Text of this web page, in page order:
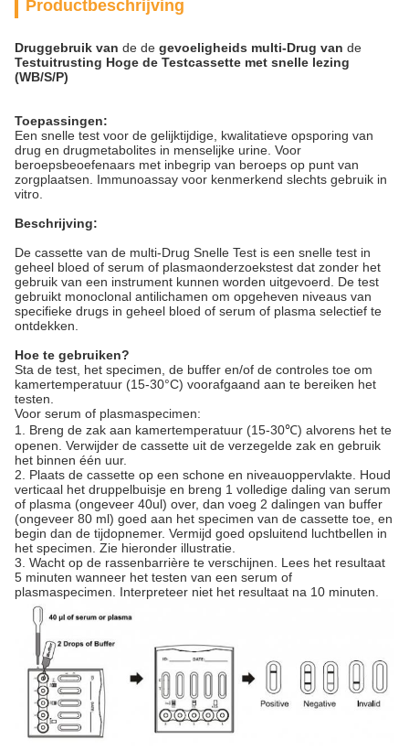
Productbeschrijving
Druggebruik van de de gevoeligheids multi-Drug van de
Testuitrusting Hoge de Testcassette met snelle lezing
(WB/S/P)
Toepassingen:
Een snelle test voor de gelijktijdige, kwalitatieve opsporing van
drug en drugmetabolites in menselijke urine. Voor
beroepsbeoefenaars met inbegrip van beroeps op punt van
zorgplaatsen. Immunoassay voor kenmerkend slechts gebruik in
vitro.
Beschrijving:
De cassette van de multi-Drug Snelle Test is een snelle test in
geheel bloed of serum of plasmaonderzoekstest dat zonder het
gebruik van een instrument kunnen worden uitgevoerd. De test
gebruikt monoclonal antilichamen om opgeheven niveaus van
specifieke drugs in geheel bloed of serum of plasma selectief te
ontdekken.
Hoe te gebruiken?
Sta de test, het specimen, de buffer en/of de controles toe om
kamertemperatuur (15-30°C) voorafgaand aan te bereiken het
testen.
Voor serum of plasmaspecimen:
1. Breng de zak aan kamertemperatuur (15-30℃) alvorens het te
openen. Verwijder de cassette uit de verzegelde zak en gebruik
het binnen één uur.
2. Plaats de cassette op een schone en niveauoppervlakte. Houd
verticaal het druppelbuisje en breng 1 volledige daling van serum
of plasma (ongeveer 40ul) over, dan voeg 2 dalingen van buffer
(ongeveer 80 ml) goed aan het specimen van de cassette toe, en
begin dan de tijdopnemer. Vermijd goed opsluitend luchtbellen in
het specimen. Zie hieronder illustratie.
3. Wacht op de rassenbarrière te verschijnen. Lees het resultaat
5 minuten wanneer het testen van een serum of
plasmaspecimen. Interpreteer niet het resultaat na 10 minuten.